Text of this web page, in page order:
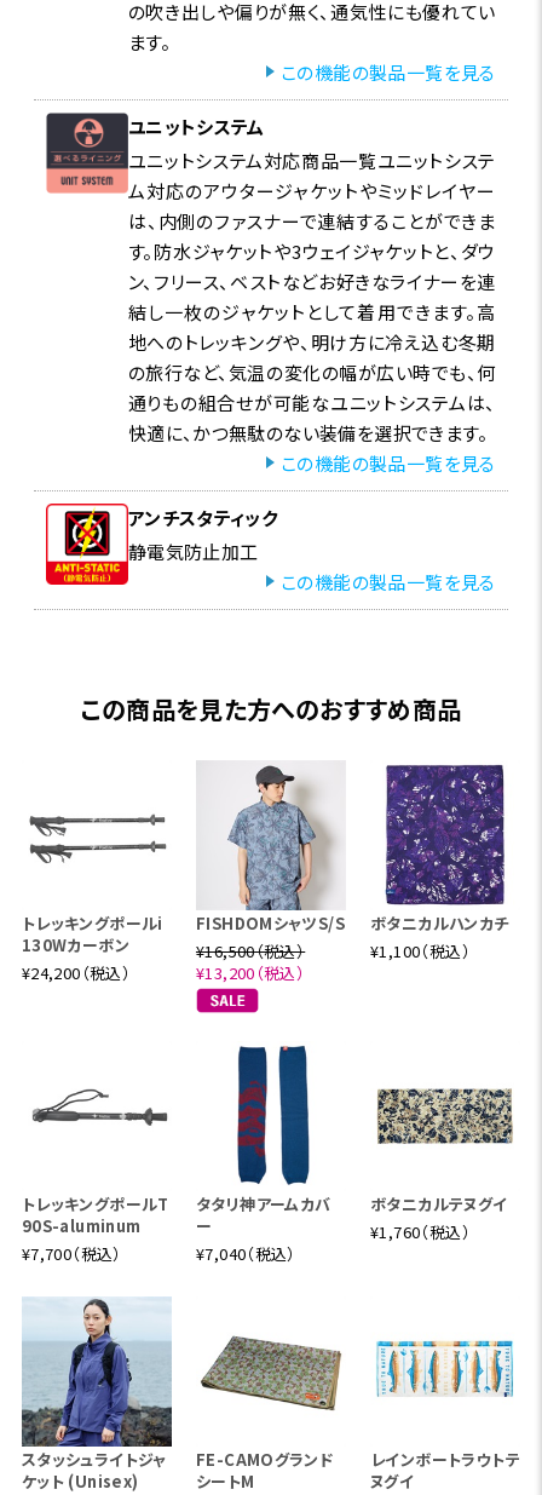
特集ページはこちら
レイヤリング
トレッキングや冬のネイチャーフォト、通勤などの身近な
デイリーシーンから、トラベルまで目的に合わせて自身に
最適な組み合わせをピックアップしてみてください。数多
くの組み合わせの中から、4つのシーンを想定したレイヤ
リングをご紹介します。
の吹き出しや偏りが無く、通気性にも優れてい
ます。
この機能の製品一覧を見る
ユニットシステム
ユニットシステム対応商品一覧ユニットシステ
ム対応のアウタージャケットやミッドレイヤー
は、内側のファスナーで連結することができま
す。防水ジャケットや3ウェイジャケットと、ダウ
ン、フリース、ベストなどお好きなライナーを連
結し一枚のジャケットとして着用できます。高
地へのトレッキングや、明け方に冷え込む冬期
の旅行など、気温の変化の幅が広い時でも、何
通りもの組合せが可能なユニットシステムは、
快適に、かつ無駄のない装備を選択できます。
この機能の製品一覧を見る
アンチスタティック
静電気防止加工
この機能の製品一覧を見る
この商品を見た方へのおすすめ商品
トレッキングポールi
130Wカーボン
¥24,200（税込）
FISHDOMシャツS/S
¥16,500（税込）
¥13,200（税込）
ボタニカルハンカチ
¥1,100（税込）
トレッキングポールT
90S-aluminum
¥7,700（税込）
タタリ神アームカバ
ー
¥7,040（税込）
ボタニカルテヌグイ
¥1,760（税込）
スタッシュライトジャ
ケット (Unisex)
FE-CAMOグランド
シートM
レインボートラウトテ
ヌグイ